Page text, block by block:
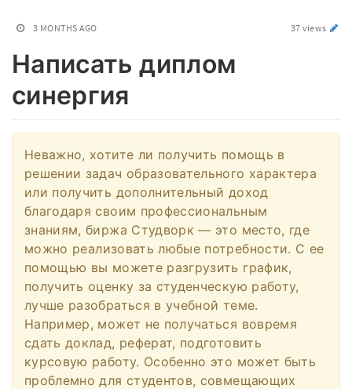
3 MONTHS AGO 37 views
Написать диплом
синергия
Неважно, хотите ли получить помощь в
решении задач образовательного характера
или получить дополнительный доход
благодаря своим профессиональным
знаниям, биржа Студворк — это место, где
можно реализовать любые потребности. С ее
помощью вы можете разгрузить график,
получить оценку за студенческую работу,
лучше разобраться в учебной теме.
Например, может не получаться вовремя
сдать доклад, реферат, подготовить
курсовую работу. Особенно это может быть
проблемно для студентов, совмещающих